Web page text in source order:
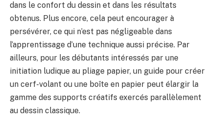
dans le confort du dessin et dans les résultats
obtenus. Plus encore, cela peut encourager à
persévérer, ce qui n’est pas négligeable dans
l’apprentissage d’une technique aussi précise. Par
ailleurs, pour les débutants intéressés par une
initiation ludique au pliage papier, un guide pour créer
un cerf-volant ou une boîte en papier peut élargir la
gamme des supports créatifs exercés parallèlement
au dessin classique.